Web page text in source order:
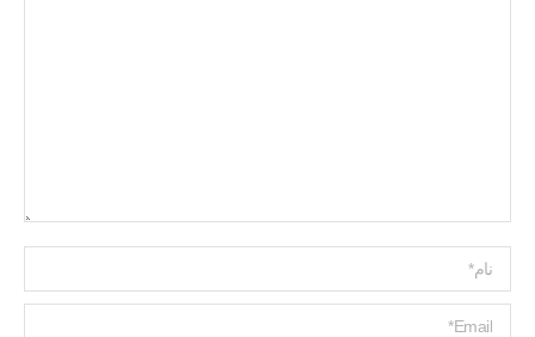
Name *
ایمیل *